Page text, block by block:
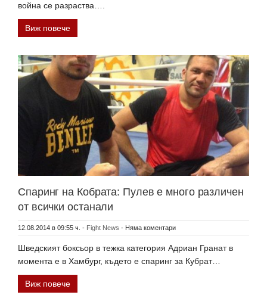
война се разраства….
Виж повече
Спаринг на Кобрата: Пулев е много различен
от всички останали
12.08.2014 в 09:55 ч. - Fight News - Няма коментари
Шведският боксьор в тежка категория Адриан Гранат в
момента е в Хамбург, където е спаринг за Кубрат…
Виж повече